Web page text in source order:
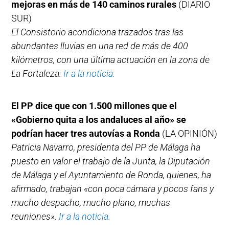
mejoras en más de 140 caminos rurales (DIARIO
SUR)
El Consistorio acondiciona trazados tras las
abundantes lluvias en una red de más de 400
kilómetros, con una última actuación en la zona de
La Fortaleza. Ir a la noticia.
El PP dice que con 1.500 millones que el
«Gobierno quita a los andaluces al año» se
podrían hacer tres autovías a Ronda (LA OPINIÓN)
Patricia Navarro, presidenta del PP de Málaga ha
puesto en valor el trabajo de la Junta, la Diputación
de Málaga y el Ayuntamiento de Ronda, quienes, ha
afirmado, trabajan «con poca cámara y pocos fans y
mucho despacho, mucho plano, muchas
reuniones». Ir a la noticia.